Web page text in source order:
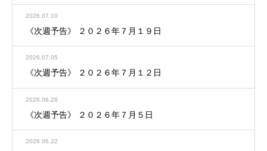
2026.07.10
《次週予告》 ２０２６年７月１９日
2026.07.05
《次週予告》 ２０２６年７月１２日
2026.06.28
《次週予告》 ２０２６年７月５日
2026.06.22